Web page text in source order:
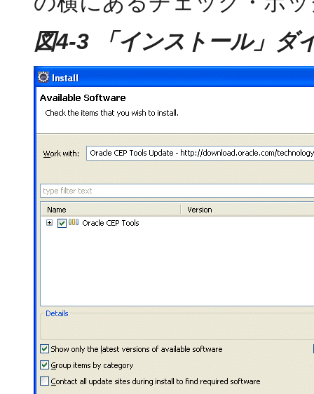
図4-3 「インストール」ダ